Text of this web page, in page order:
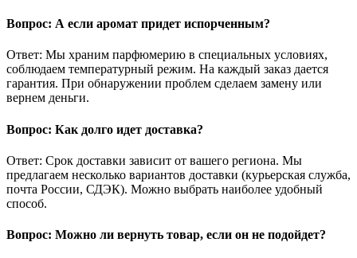
Вопрос: А если аромат придет испорченным?
Ответ: Мы храним парфюмерию в специальных условиях,
соблюдаем температурный режим. На каждый заказ дается
гарантия. При обнаружении проблем сделаем замену или
вернем деньги.
Вопрос: Как долго идет доставка?
Ответ: Срок доставки зависит от вашего региона. Мы
предлагаем несколько вариантов доставки (курьерская служба,
почта России, СДЭК). Можно выбрать наиболее удобный
способ.
Вопрос: Можно ли вернуть товар, если он не подойдет?